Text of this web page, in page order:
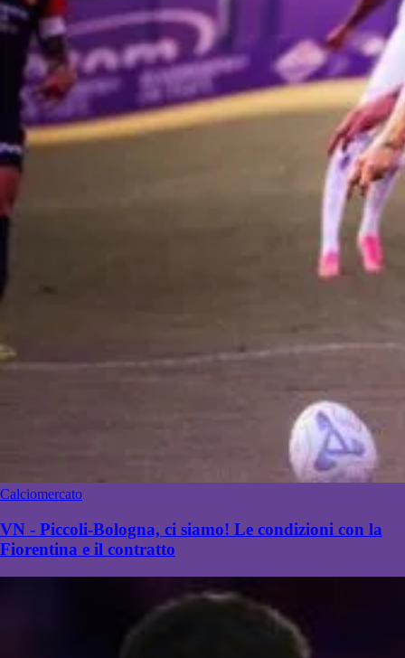
Calciomercato
VN - Piccoli-Bologna, ci siamo! Le condizioni con la
Fiorentina e il contratto